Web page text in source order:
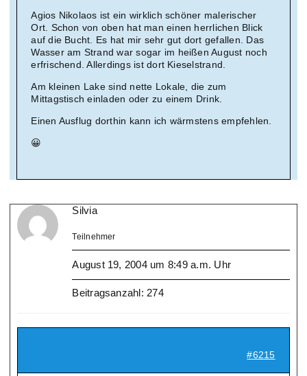
Agios Nikolaos ist ein wirklich schöner malerischer
Ort. Schon von oben hat man einen herrlichen Blick
auf die Bucht. Es hat mir sehr gut dort gefallen. Das
Wasser am Strand war sogar im heißen August noch
erfrischend. Allerdings ist dort Kieselstrand.
Am kleinen Lake sind nette Lokale, die zum
Mittagstisch einladen oder zu einem Drink.
Einen Ausflug dorthin kann ich wärmstens empfehlen.
😀
Silvia
Teilnehmer
August 19, 2004 um 8:49 a.m. Uhr
Beitragsanzahl: 274
#6215